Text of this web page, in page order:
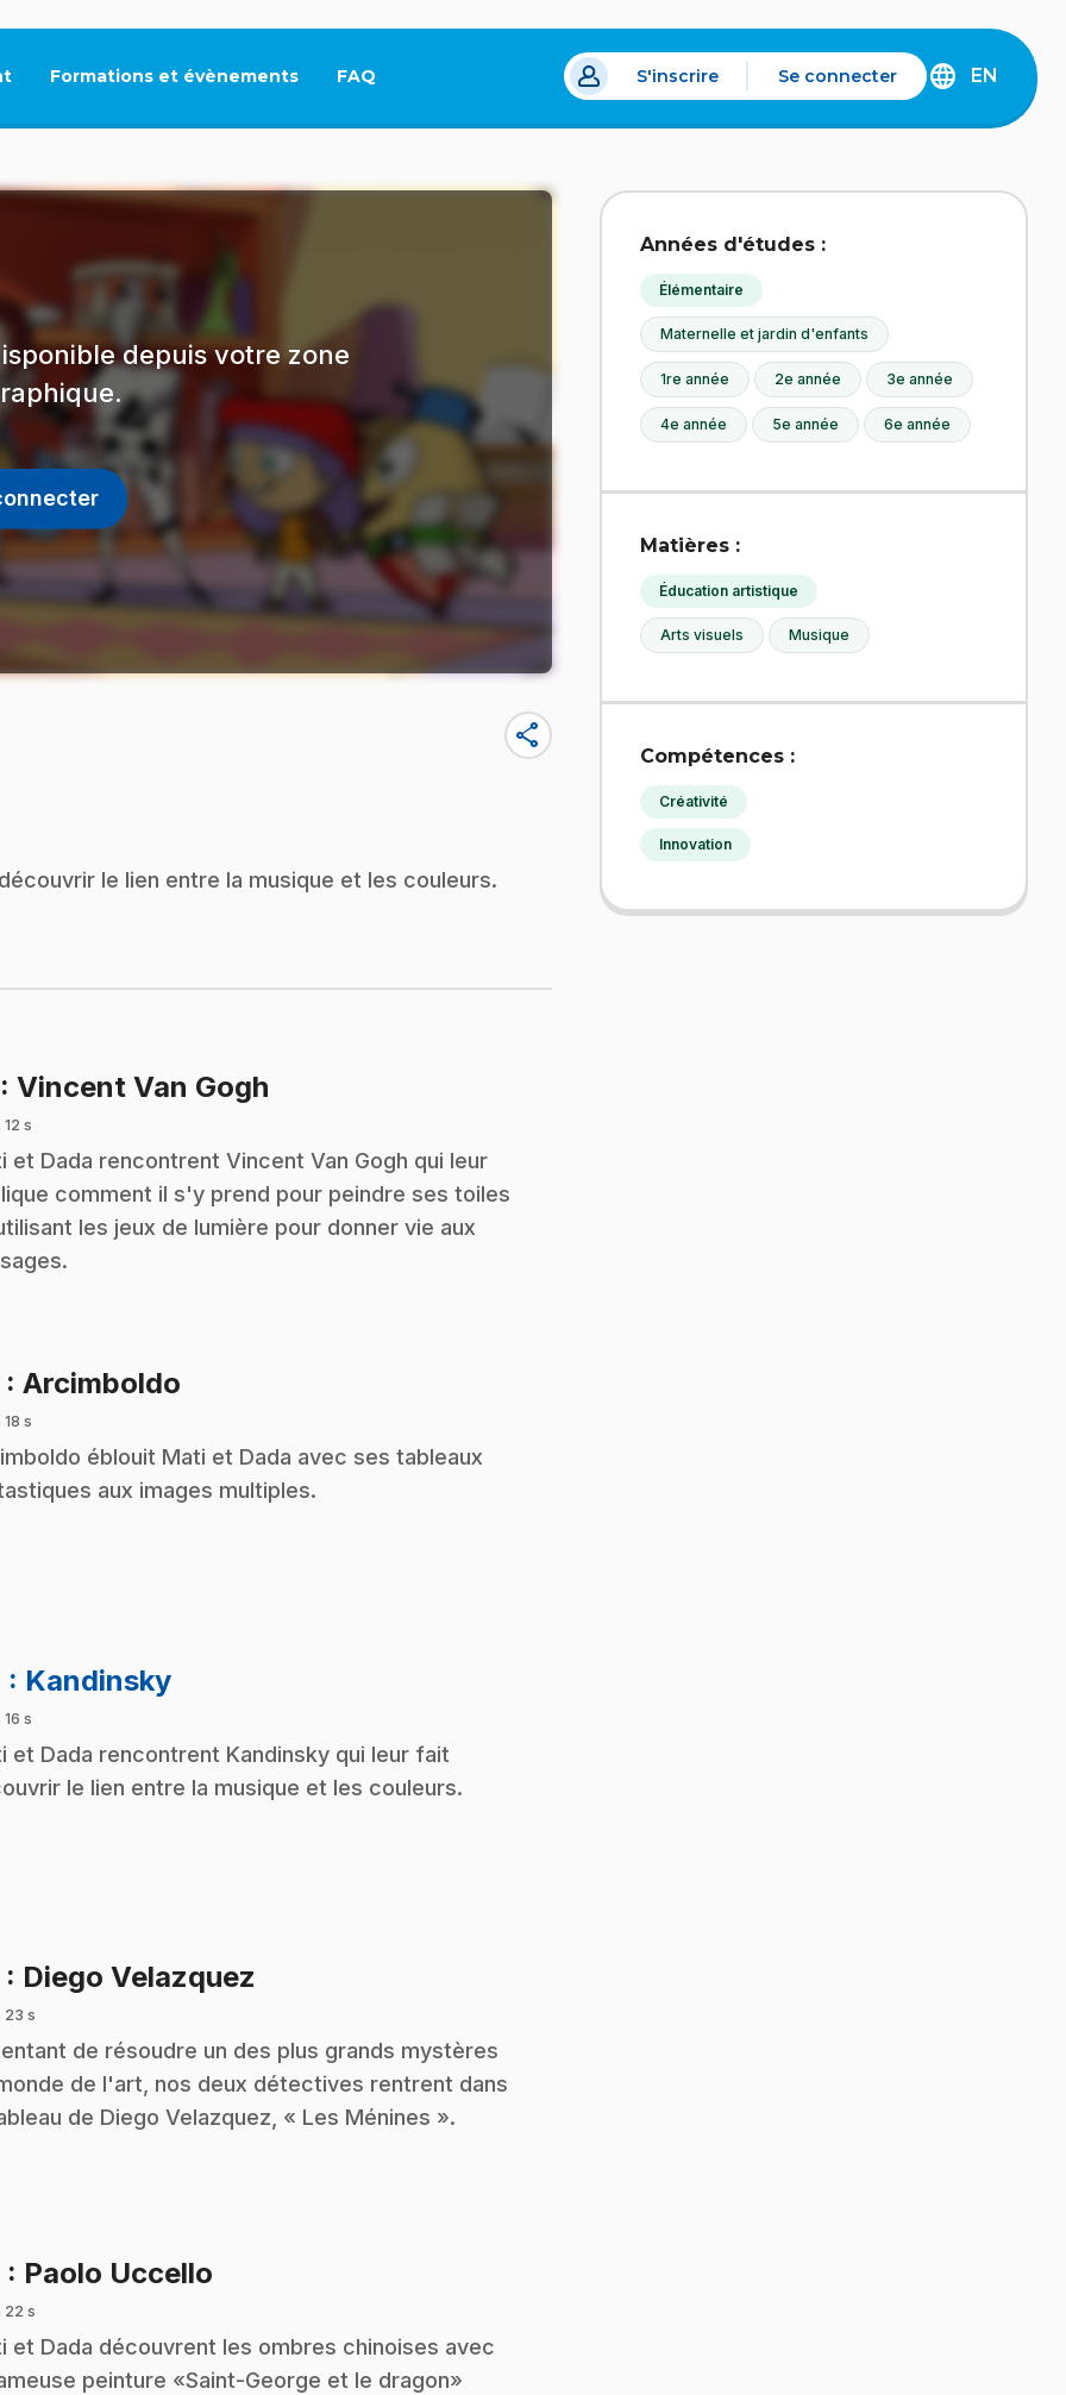
Formations et évènements FAQ
Ce lien s'ouvrira dans un nouvel onglet.
S'inscrire Se connecter
DISCOVER
EN
depuis votre zone
share
le lien entre la musique et les couleurs.
: Vincent Van Gogh
12 s
et Dada rencontrent Vincent Van Gogh qui leur
comment il s'y prend pour peindre ses toiles
les jeux de lumière pour donner vie aux
: Arcimboldo
18 s
éblouit Mati et Dada avec ses tableaux
aux images multiples.
: Kandinsky.
16 s
et Dada rencontrent Kandinsky qui leur fait
le lien entre la musique et les couleurs.
: Diego Velazquez
23 s
de résoudre un des plus grands mystères
de l'art, nos deux détectives rentrent dans
de Diego Velazquez, « Les Ménines ».
: Paolo Uccello
22 s
et Dada découvrent les ombres chinoises avec
peinture «Saint-George et le dragon»
Années d'études :
Élémentaire
Maternelle et jardin d'enfants
1re année 2e année 3e année
4e année 5e année 6e année
Matières :
Éducation artistique
Arts visuels Musique
Compétences :
Créativité
Innovation